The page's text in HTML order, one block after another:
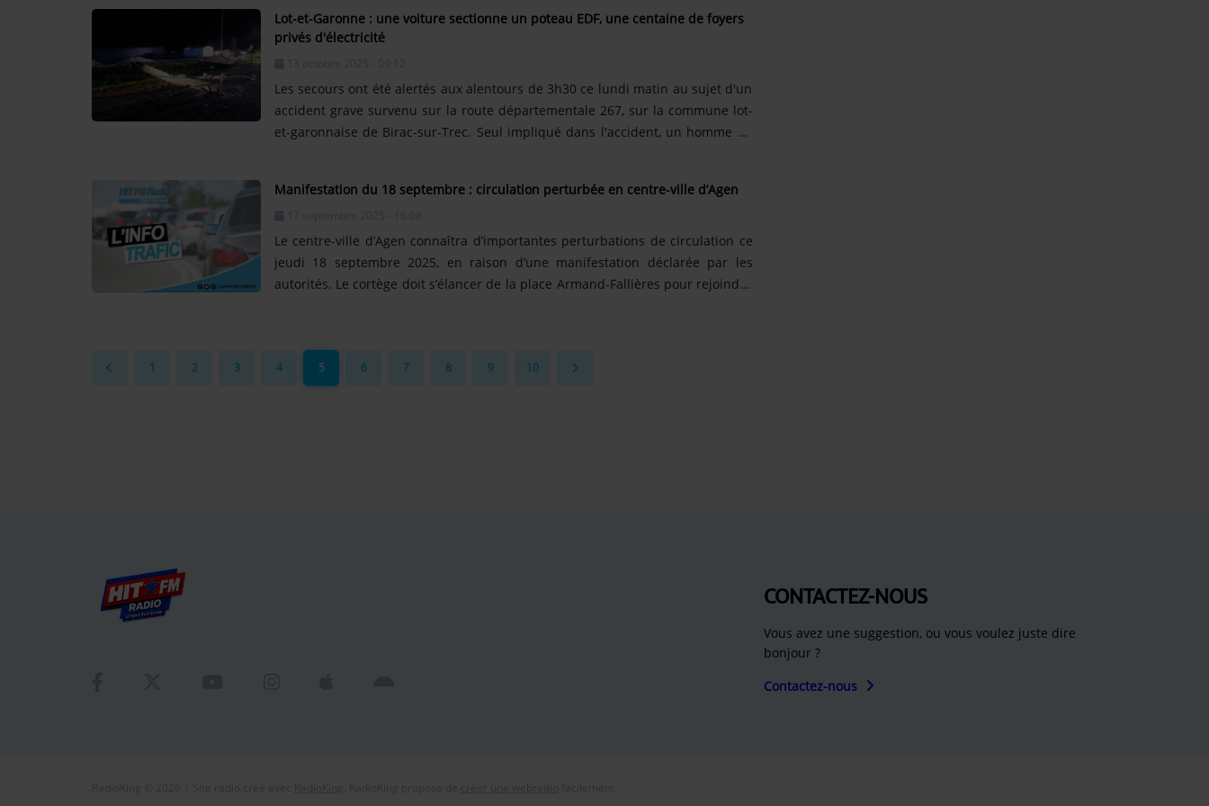
la voiture s'est embrasée. Les flammes se sont propagées à quinze mètres de
haie et les vitres de l'habitation ont subi des dégâts légers suite à......
Lot-et-Garonne : une voiture sectionne un poteau EDF, une centaine de foyers
privés d'électricité
Les secours ont été alertés aux alentours de 3h30 ce lundi matin au sujet d'un
accident grave survenu sur la route départementale 267, sur la commune lot-
et-garonnaise de Birac-sur-Trec. Seul impliqué dans l'accident, un homme de
toit, au milieu de la chaussée. L'accident a entraîné la coupure totale de la
procédé......
Manifestation du 18 septembre : circulation perturbée en centre-ville d’Agen
Le centre-ville d’Agen connaîtra d’importantes perturbations de circulation ce
jeudi 18 septembre 2025, en raison d’une manifestation déclarée par les
autorités. Le cortège doit s’élancer de la place Armand-Fallières pour rejoindre
18 septembre à partir de 10h00 jusqu’à la fin de la manifestation ». Plusieurs
axes majeurs seront neutralisés au passage des manifestants, parmi
lesquels......
1 2 3 4 5 6 7 8 9 10
CONTACTEZ-NOUS
Vous avez une suggestion, ou vous voulez juste dire
bonjour ?
Contactez-nous